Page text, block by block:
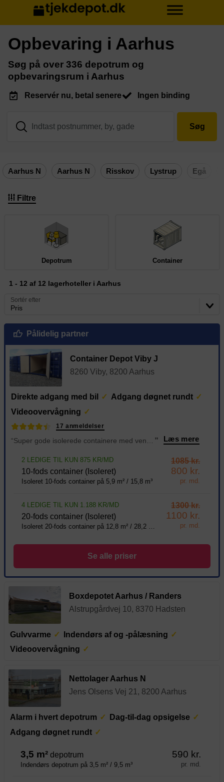
Opbevaring i Aarhus
Søg på over 336 depotrum og
opbevaringsrum i Aarhus
Reservér nu, betal senere Ingen binding
Søg
Aarhus N Aarhus N Risskov Lystrup Egå
Filtre
Depotrum Container
1 - 12 af 12 lagerhoteller i Aarhus
Pris
Sortér efter
Pålidelig partner
Container Depot Viby J
8260 Viby, 8200 Aarhus
Direkte adgang med bil
Adgang døgnet rundt
Videoovervågning
17 anmeldelser
” Læs mere
2 LEDIGE TIL KUN 875 KR/MD
10-fods container (Isoleret)
Isoleret 10-fods container på 5,9 m² / 15,8 m³
1085 kr.
800 kr.
pr. md.
4 LEDIGE TIL KUN 1.188 KR/MD
20-fods container (Isoleret)
1300 kr.
1100 kr.
pr. md.
Se alle priser
Boxdepotet Aarhus / Randers
Alstrupgårdvej 10, 8370 Hadsten
Gulvvarme
Indendørs af og -pålæsning
Videoovervågning
Nettolager Aarhus N
Jens Olsens Vej 21, 8200 Aarhus
Alarm i hvert depotrum
Dag-til-dag opsigelse
Adgang døgnet rundt
3,5 m² depotrum
Indendørs depotrum på 3,5 m² / 9,5 m³
590 kr.
pr. md.